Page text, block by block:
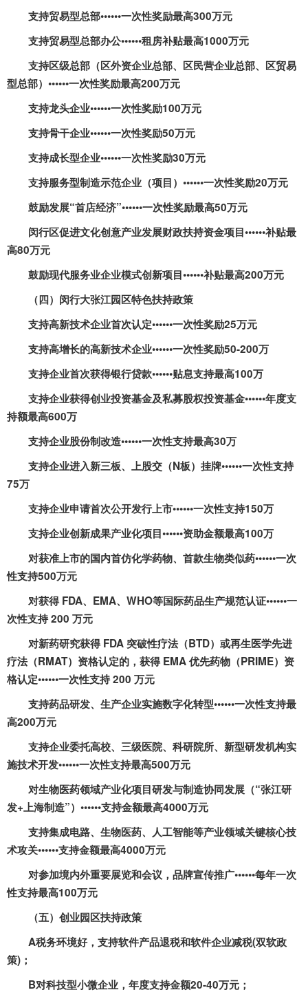
支持贸易型总部••••••一次性奖励最高300万元
支持贸易型总部办公••••••租房补贴最高1000万元
支持区级总部（区外资企业总部、区民营企业总部、区贸易
型总部）••••••一次性奖励最高200万元
支持龙头企业••••••一次性奖励100万元
支持骨干企业••••••一次性奖励50万元
支持成长型企业••••••一次性奖励30万元
支持服务型制造示范企业（项目）••••••一次性奖励20万元
鼓励发展“首店经济”••••••一次性奖励最高50万元
闵行区促进文化创意产业发展财政扶持资金项目••••••补贴最
高80万元
鼓励现代服务业企业模式创新项目••••••补贴最高200万元
（四）闵行大张江园区特色扶持政策
支持高新技术企业首次认定••••••一次性奖励25万元
支持高增长的高新技术企业••••••一次性奖励50-200万
支持企业首次获得银行贷款••••••贴息支持最高100万
支持企业获得创业投资基金及私募股权投资基金••••••年度支
持额最高600万
支持企业股份制改造••••••一次性支持最高30万
支持企业进入新三板、上股交（N板）挂牌••••••一次性支持
75万
支持企业申请首次公开发行上市••••••一次性支持150万
支持企业创新成果产业化项目••••••资助金额最高100万
对获准上市的国内首仿化学药物、首款生物类似药••••••一次
性支持500万元
对获得FDA、 EMA、 WHO等国际药品生产规范认证••••••一
次性支持200 万元
对新药研究获得FDA 突破性疗法（BTD）或再生医学先进
疗法（RMAT）资格认定的，获得EMA优先药物（PRIME）资
格认定••••••一次性支持200 万元
支持药品研发、生产企业实施数字化转型••••••一次性支持最
高200万元
支持企业委托高校、三级医院、科研院所、新型研发机构实
施技术开发••••••一次性支持最高500万元
对生物医药领域产业化项目研发与制造协同发展（“张江研
发+上海制造”）••••••支持金额最高4000万元
支持集成电路、生物医药、人工智能等产业领域关键核心技
术攻关••••••支持金额最高4000万元
对参加境内外重要展览和会议，品牌宣传推广••••••每年一次
性支持最高100万元
（五）创业园区扶持政策
A税务环境好，支持软件产品退税和软件企业减税(双软政
策) ；
B对科技型小微企业，年度支持金额20-40万元；